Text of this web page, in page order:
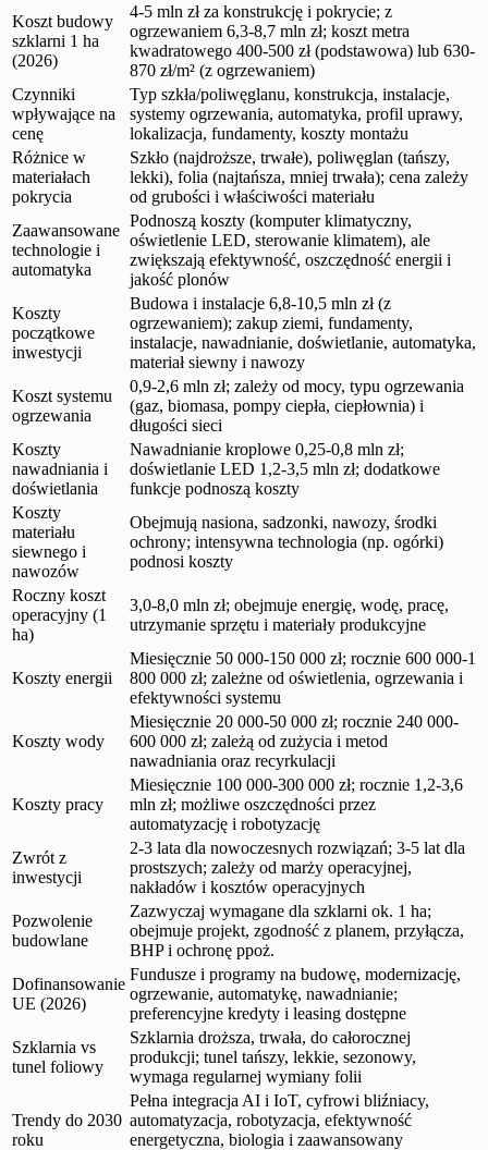
Koszt budowy
szklarni 1 ha
(2026)
4-5 mln zł za konstrukcję i pokrycie; z
ogrzewaniem 6,3-8,7 mln zł; koszt metra
kwadratowego 400-500 zł (podstawowa) lub 630-
870 zł/m² (z ogrzewaniem)
Czynniki
wpływające na
cenę
Typ szkła/poliwęglanu, konstrukcja, instalacje,
systemy ogrzewania, automatyka, profil uprawy,
lokalizacja, fundamenty, koszty montażu
Różnice w
materiałach
pokrycia
Szkło (najdroższe, trwałe), poliwęglan (tańszy,
lekki), folia (najtańsza, mniej trwała); cena zależy
od grubości i właściwości materiału
Zaawansowane
technologie i
automatyka
Podnoszą koszty (komputer klimatyczny,
oświetlenie LED, sterowanie klimatem), ale
zwiększają efektywność, oszczędność energii i
jakość plonów
Koszty
początkowe
inwestycji
Budowa i instalacje 6,8-10,5 mln zł (z
ogrzewaniem); zakup ziemi, fundamenty,
instalacje, nawadnianie, doświetlanie, automatyka,
materiał siewny i nawozy
Koszt systemu
ogrzewania
0,9-2,6 mln zł; zależy od mocy, typu ogrzewania
(gaz, biomasa, pompy ciepła, ciepłownia) i
długości sieci
Koszty
nawadniania i
doświetlania
Nawadnianie kroplowe 0,25-0,8 mln zł;
doświetlanie LED 1,2-3,5 mln zł; dodatkowe
funkcje podnoszą koszty
Koszty
materiału
siewnego i
nawozów
Obejmują nasiona, sadzonki, nawozy, środki
ochrony; intensywna technologia (np. ogórki)
podnosi koszty
Roczny koszt
operacyjny (1
ha)
3,0-8,0 mln zł; obejmuje energię, wodę, pracę,
utrzymanie sprzętu i materiały produkcyjne
Koszty energii
Miesięcznie 50 000-150 000 zł; rocznie 600 000-1
800 000 zł; zależne od oświetlenia, ogrzewania i
efektywności systemu
Koszty wody
Miesięcznie 20 000-50 000 zł; rocznie 240 000-
600 000 zł; zależą od zużycia i metod
nawadniania oraz recyrkulacji
Koszty pracy
Miesięcznie 100 000-300 000 zł; rocznie 1,2-3,6
mln zł; możliwe oszczędności przez
automatyzację i robotyzację
Zwrót z
inwestycji
2-3 lata dla nowoczesnych rozwiązań; 3-5 lat dla
prostszych; zależy od marży operacyjnej,
nakładów i kosztów operacyjnych
Pozwolenie
budowlane
Zazwyczaj wymagane dla szklarni ok. 1 ha;
obejmuje projekt, zgodność z planem, przyłącza,
BHP i ochronę ppoż.
Dofinansowanie
UE (2026)
Fundusze i programy na budowę, modernizację,
ogrzewanie, automatykę, nawadnianie;
preferencyjne kredyty i leasing dostępne
Szklarnia vs
tunel foliowy
Szklarnia droższa, trwała, do całorocznej
produkcji; tunel tańszy, lekkie, sezonowy,
wymaga regularnej wymiany folii
Trendy do 2030
roku
Pełna integracja AI i IoT, cyfrowi bliźniacy,
automatyzacja, robotyzacja, efektywność
energetyczna, biologia i zaawansowany